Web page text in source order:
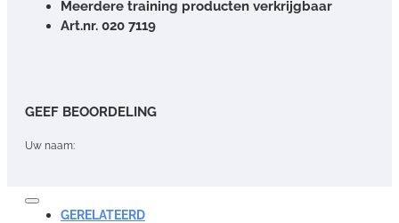
Meerdere training producten verkrijgbaar
Art.nr. 020 7119
GEEF BEOORDELING
Uw naam:
Opmerking:
GERELATEERD